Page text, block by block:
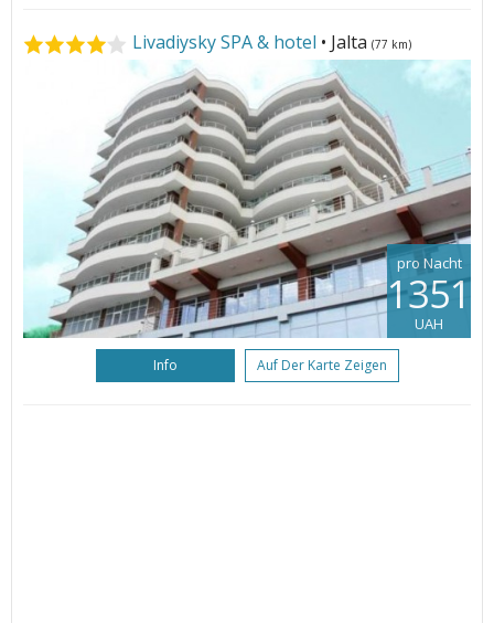
Livadiysky SPA & hotel • Jalta (77 km)
pro Nacht
1351
UAH
Info Auf Der Karte Zeigen